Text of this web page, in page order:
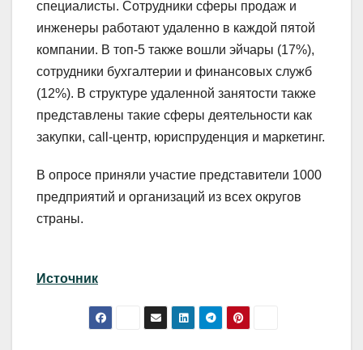
специалисты. Сотрудники сферы продаж и
инженеры работают удаленно в каждой пятой
компании. В топ-5 также вошли эйчары (17%),
сотрудники бухгалтерии и финансовых служб
(12%). В структуре удаленной занятости также
представлены такие сферы деятельности как
закупки, call-центр, юриспруденция и маркетинг.
В опросе приняли участие представители 1000
предприятий и организаций из всех округов
страны.
Источник